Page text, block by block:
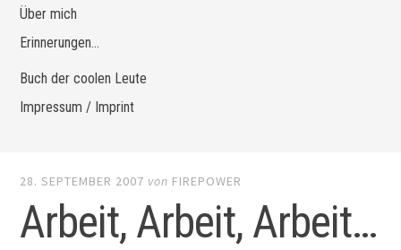
Über mich
Erinnerungen…
Buch der coolen Leute
Impressum / Imprint
28. SEPTEMBER 2007 von FIREPOWER
Arbeit, Arbeit, Arbeit…